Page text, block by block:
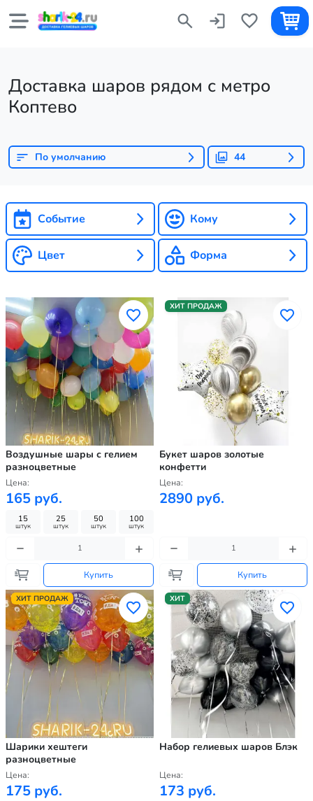
Доставка шаров рядом с метро
Коптево
По умолчанию 44
Событие Кому
Цвет Форма
Воздушные шары с гелием
разноцветные
Цена:
165 руб.
15
штук
25
штук
50
штук
100
штук
Купить
ХИТ ПРОДАЖ
Букет шаров золотые
конфетти
Цена:
2890 руб.
Купить
ХИТ ПРОДАЖ
Шарики хештеги
разноцветные
Цена:
175 руб.
ХИТ
Набор гелиевых шаров Блэк
Цена:
173 руб.